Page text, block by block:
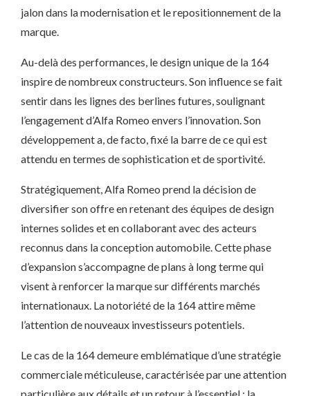
jalon dans la modernisation et le repositionnement de la
marque.
Au-delà des performances, le design unique de la 164
inspire de nombreux constructeurs. Son influence se fait
sentir dans les lignes des berlines futures, soulignant
l’engagement d’Alfa Romeo envers l’innovation. Son
développement a, de facto, fixé la barre de ce qui est
attendu en termes de sophistication et de sportivité.
Stratégiquement, Alfa Romeo prend la décision de
diversifier son offre en retenant des équipes de design
internes solides et en collaborant avec des acteurs
reconnus dans la conception automobile. Cette phase
d’expansion s’accompagne de plans à long terme qui
visent à renforcer la marque sur différents marchés
internationaux. La notoriété de la 164 attire même
l’attention de nouveaux investisseurs potentiels.
Le cas de la 164 demeure emblématique d’une stratégie
commerciale méticuleuse, caractérisée par une attention